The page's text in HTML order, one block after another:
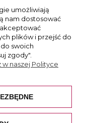
umożliwiają
nam dostosować
plików i przejść do
swoich
zgody".
naszej Polityce